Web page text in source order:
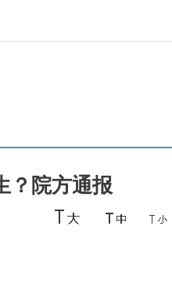
？院方通报